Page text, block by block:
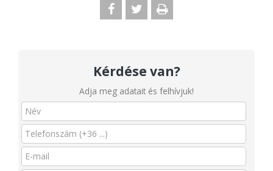
Kérdése van?
Adja meg adatait és felhívjuk!